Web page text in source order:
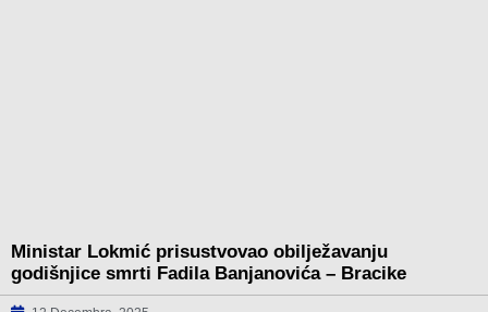
Ministar Lokmić prisustvovao obilježavanju
godišnjice smrti Fadila Banjanovića – Bracike